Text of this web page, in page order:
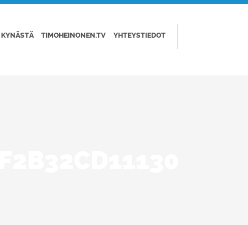
KYNÄSTÄ TIMOHEINONEN.TV YHTEYSTIEDOT